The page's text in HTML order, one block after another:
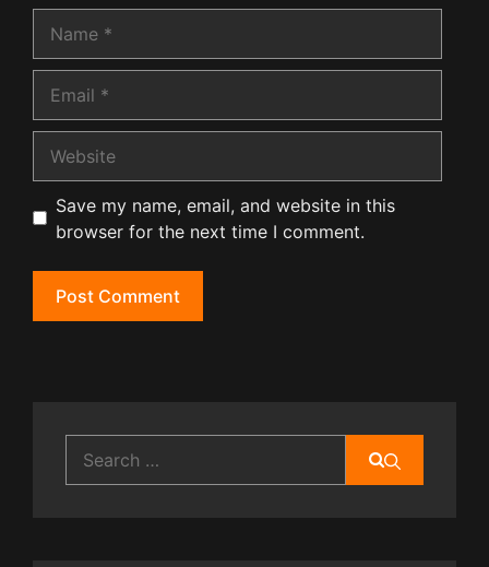
Save my name, email, and website in this
browser for the next time I comment.
for: